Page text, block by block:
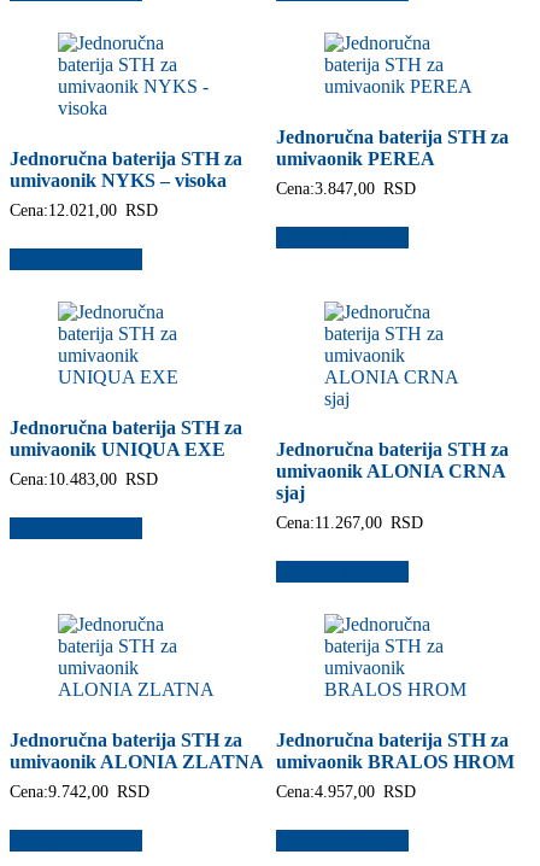
Jednoručna baterija STH za
umivaonik NYKS – visoka
Cena:12.021,00 RSD
Jednoručna baterija STH za
umivaonik PEREA
Cena:3.847,00 RSD
Jednoručna baterija STH za
umivaonik UNIQUA EXE
Cena:10.483,00 RSD
Jednoručna baterija STH za
umivaonik ALONIA CRNA
sjaj
Cena:11.267,00 RSD
Jednoručna baterija STH za
umivaonik ALONIA ZLATNA
Cena:9.742,00 RSD
Jednoručna baterija STH za
umivaonik BRALOS HROM
Cena:4.957,00 RSD